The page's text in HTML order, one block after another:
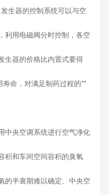
生器的控制系统可以与空
利用电磁阀分时控制，各空
器的价格比内置式要得
命，对满足制药过程的**
央空调系统进行空气净化
积和车间空间容积的臭氧
的半衰期难以确定、中央空